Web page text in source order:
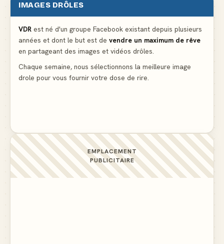
Et vous prétendez que la lumière du frigo s'éteint
Lidl propose un climatiseur avec gants de boxe et
protège-dent offerts
IMAGES DRÔLES
VDR est né d'un groupe Facebook existant depuis plusieurs
années et dont le but est de vendre un maximum de rêve
en partageant des images et vidéos drôles.
Chaque semaine, nous sélectionnons la meilleure image
drole pour vous fournir votre dose de rire.
EMPLACEMENT
PUBLICITAIRE